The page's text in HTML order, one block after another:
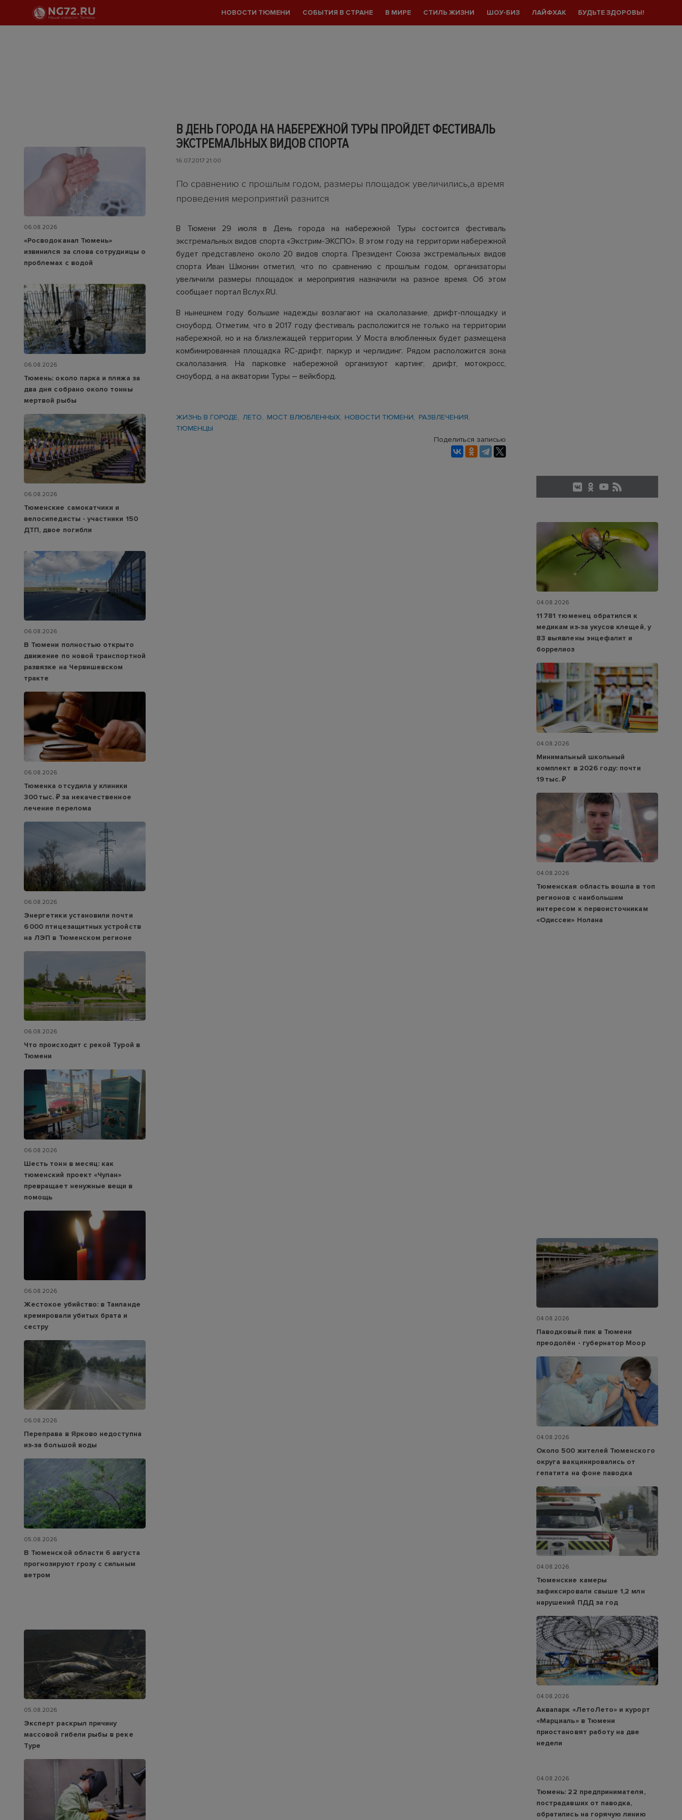
НОВОСТИ ТЮМЕНИ СОБЫТИЯ В СТРАНЕ В МИРЕ СТИЛЬ ЖИЗНИ ШОУ-БИЗ ЛАЙФХАК БУДЬТЕ ЗДОРОВЫ!
В ДЕНЬ ГОРОДА НА НАБЕРЕЖНОЙ ТУРЫ ПРОЙДЕТ ФЕСТИВАЛЬ
ЭКСТРЕМАЛЬНЫХ ВИДОВ СПОРТА
16.07.2017 21:00
По сравнению с прошлым годом, размеры площадок увеличились,а время
проведения мероприятий разнится
В Тюмени 29 июля в День города на набережной Туры состоится фестиваль
экстремальных видов спорта «Экстрим-ЭКСПО». В этом году на территории набережной
будет представлено около 20 видов спорта. Президент Союза экстремальных видов
спорта Иван Шмонин отметил, что по сравнению с прошлым годом, организаторы
увеличили размеры площадок и мероприятия назначили на разное время. Об этом
сообщает портал Вслух.RU.
В нынешнем году большие надежды возлагают на скалолазание, дрифт-площадку и
сноуборд. Отметим, что в 2017 году фестиваль расположится не только на территории
набережной, но и на близлежащей территории. У Моста влюбленных будет размещена
комбинированная площадка RC-дрифт, паркур и черлидинг. Рядом расположится зона
скалолазания. На парковке набережной организуют картинг, дрифт, мотокросс,
сноуборд, а на акватории Туры – вейкборд.
ЖИЗНЬ В ГОРОДЕ ЛЕТО МОСТ ВЛЮБЛЕННЫХ НОВОСТИ ТЮМЕНИ
РАЗВЛЕЧЕНИЯ
ТЮМЕНЦЫ
Поделиться записью
06.08.2026
«Росводоканал Тюмень»
извинился за слова сотрудницы о
проблемах с водой
06.08.2026
Тюмень: около парка и пляжа за
два дня собрано около тонны
мертвой рыбы
06.08.2026
Тюменские самокатчики и
велосипедисты - участники 150
ДТП, двое погибли
06.08.2026
В Тюмени полностью открыто
движение по новой транспортной
развязке на Червишевском
тракте
06.08.2026
Тюменка отсудила у клиники
300 тыс. ₽ за некачественное
лечение перелома
06.08.2026
Энергетики установили почти
6 000 птицезащитных устройств
на ЛЭП в Тюменском регионе
06.08.2026
Что происходит с рекой Турой в
Тюмени
06.08.2026
Шесть тонн в месяц: как
тюменский проект «Чулан»
превращает ненужные вещи в
помощь
06.08.2026
Жестокое убийство: в Таиланде
кремировали убитых брата и
сестру
06.08.2026
Переправа в Ярково недоступна
из‑за большой воды
05.08.2026
В Тюменской области 6 августа
прогнозируют грозу с сильным
ветром
05.08.2026
Эксперт раскрыл причину
массовой гибели рыбы в реке
Туре
04.08.2026
11 781 тюменец обратился к
медикам из‑за укусов клещей, у
83 выявлены энцефалит и
боррелиоз
04.08.2026
Минимальный школьный
комплект в 2026 году: почти
19 тыс. ₽
04.08.2026
Тюменская область вошла в топ
регионов с наибольшим
интересом к первоисточникам
«Одиссеи» Нолана
04.08.2026
Паводковый пик в Тюмени
преодолён - губернатор Моор
04.08.2026
Около 500 жителей Тюменского
округа вакцинировались от
гепатита на фоне паводка
04.08.2026
Тюменские камеры
зафиксировали свыше 1,2 млн
нарушений ПДД за год
04.08.2026
Аквапарк «ЛетоЛето» и курорт
«Марциаль» в Тюмени
приостановят работу на две
недели
04.08.2026
Тюмень: 22 предпринимателя,
пострадавших от паводка,
обратились на горячую линию